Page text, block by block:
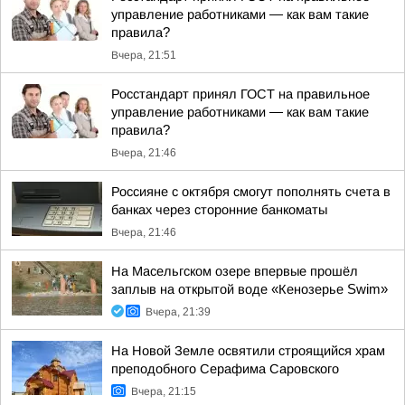
управление работниками — как вам такие
правила?
Вчера, 21:51
Росстандарт принял ГОСТ на правильное
управление работниками — как вам такие
правила?
Вчера, 21:46
Россияне с октября смогут пополнять счета в
банках через сторонние банкоматы
Вчера, 21:46
На Масельгском озере впервые прошёл
заплыв на открытой воде «Кенозерье Swim»
Вчера, 21:39
На Новой Земле освятили строящийся храм
преподобного Серафима Саровского
Вчера, 21:15